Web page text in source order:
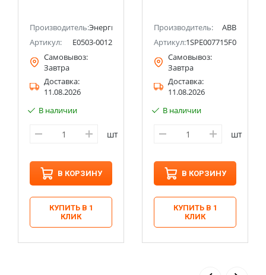
Производитель:Энергия
Артикул:
Е0503-0012
Самовывоз:
Завтра
Доставка:
11.08.2026
В наличии
шт
В КОРЗИНУ
КУПИТЬ В 1
КЛИК
Производитель:
ABB
Артикул:1SPE007715F0741
Самовывоз:
Завтра
Доставка:
11.08.2026
В наличии
шт
В КОРЗИНУ
КУПИТЬ В 1
КЛИК